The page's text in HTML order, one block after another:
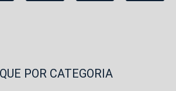
POR CATEGORIA